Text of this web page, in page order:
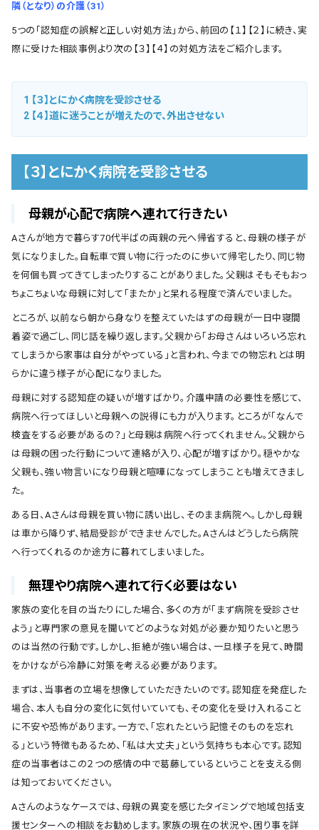
隣（となり）の介護（31）
5つの「認知症の誤解と正しい対処方法」から、前回の【１】【２】に続き、実
際に受けた相談事例より次の【３】【４】の対処方法をご紹介します。
1
【３】とにかく病院を受診させる
2 【４】道に迷うことが増えたので、外出させない
【３】とにかく病院を受診させる
母親が心配で病院へ連れて行きたい
Aさんが地方で暮らす70代半ばの両親の元へ帰省すると、母親の様子が
気になりました。自転車で買い物に行ったのに歩いて帰宅したり、同じ物
を何個も買ってきてしまったりすることがありました。父親はそもそもおっ
ちょこちょいな母親に対して「またか」と呆れる程度で済んでいました。
ところが、以前なら朝から身なりを整えていたはずの母親が一日中寝間
着姿で過ごし、同じ話を繰り返します。父親から「お母さんはいろいろ忘れ
てしまうから家事は自分がやっている」と言われ、今までの物忘れとは明
らかに違う様子が心配になりました。
母親に対する認知症の疑いが増すばかり。介護申請の必要性を感じて、
病院へ行ってほしいと母親への説得にも力が入ります。ところが「なんで
検査をする必要があるの？」と母親は病院へ行ってくれません。父親から
は母親の困った行動について連絡が入り、心配が増すばかり。穏やかな
父親も、強い物言いになり母親と喧嘩になってしまうことも増えてきまし
た。
ある日、Aさんは母親を買い物に誘い出し、そのまま病院へ。しかし母親
は車から降りず、結局受診ができませんでした。Aさんはどうしたら病院
へ行ってくれるのか途方に暮れてしまいました。
無理やり病院へ連れて行く必要はない
家族の変化を目の当たりにした場合、多くの方が「まず病院を受診させ
よう」と専門家の意見を聞いてどのような対処が必要か知りたいと思う
のは当然の行動です。しかし、拒絶が強い場合は、一旦様子を見て、時間
をかけながら冷静に対策を考える必要があります。
まずは、当事者の立場を想像していただきたいのです。認知症を発症した
場合、本人も自分の変化に気付いていても、その変化を受け入れること
に不安や恐怖があります。一方で、「忘れたという記憶そのものを忘れ
る」という特徴もあるため、「私は大丈夫」という気持ちも本心です。認知
症の当事者はこの２つの感情の中で葛藤しているということを支える側
は知っておいてください。
Aさんのようなケースでは、母親の異変を感じたタイミングで地域包括支
援センターへの相談をお勧めします。家族の現在の状況や、困り事を詳